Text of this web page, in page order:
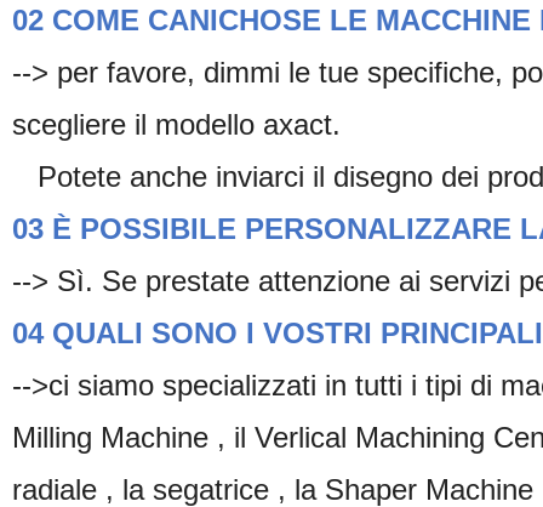
02 COME CANICHOSE LE MACCHINE
--> per favore, dimmi le tue specifiche,
scegliere il modello axact.
Potete anche inviarci il disegno dei
03 È POSSIBILE PERSONALIZZARE
--> Sì. Se prestate attenzione ai servizi
04 QUALI SONO I VOSTRI
-->ci siamo specializzati in tutti i tipi di
Milling Machine , il Verlical Machining
radiale , la segatrice , la Shaper